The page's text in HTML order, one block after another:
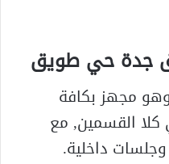
جدة حي طويق
مجهز بكافة
كلا القسمين, مع
داخلية.